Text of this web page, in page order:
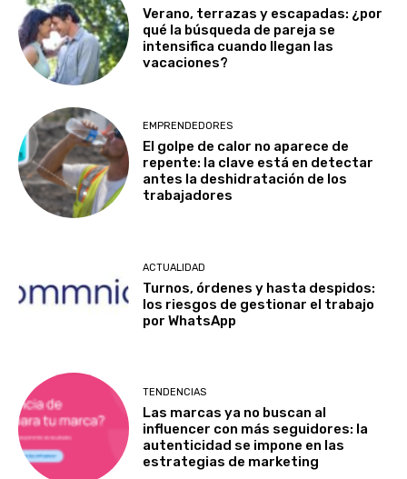
Verano, terrazas y escapadas: ¿por
qué la búsqueda de pareja se
intensifica cuando llegan las
vacaciones?
EMPRENDEDORES
El golpe de calor no aparece de
repente: la clave está en detectar
antes la deshidratación de los
trabajadores
ACTUALIDAD
Turnos, órdenes y hasta despidos:
los riesgos de gestionar el trabajo
por WhatsApp
TENDENCIAS
Las marcas ya no buscan al
influencer con más seguidores: la
autenticidad se impone en las
estrategias de marketing